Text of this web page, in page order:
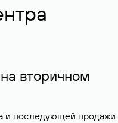
вторичном
и последующей продажи.